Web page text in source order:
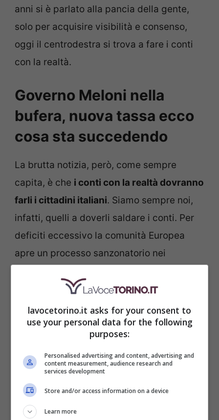
anni si è parlato alla pancia della gente,
solo per acquisire visibilità e consenso,
oggi il centrodestra si trova a fare i conti
con la realtà.
Governo Meloni nella
bufera, nuova tassa ecco
cosa sta succedendo
La brutta notizia, però, come sempre
capita, è che i conti con la realtà dovranno
farli i cittadini italiani. Siamo sempre noi,
infatti, quelli a doverli saldare i conti. Per
deficiti eccessivo la comunità Europea
apre un processo sanzonatorio nei
rientrare nel debito con passi chiari e
concordati. Tradotto in parole povere
significa che, già dalla prossima manovra
finanziaria, bisognerà trovare
euro. Ci saranno tagli sul sociale e, come
riportato in un altro articolo, ne
risentiranno stipendi e pensioni. Il Governo
potrebbe anche decidere, come sembra, di
lavocetorino.it asks for your consent to
use your personal data for the following
purposes:
Personalised advertising and content, advertising and
content measurement, audience research and
services development
Store and/or access information on a device
Learn more